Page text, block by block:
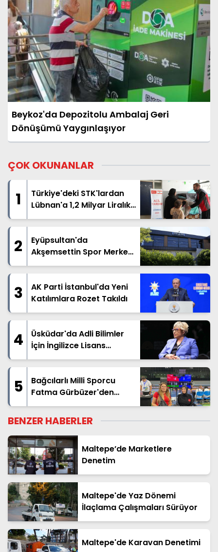
Beykoz'da Depozitolu Ambalaj Geri
Dönüşümü Yaygınlaşıyor
ÇOK OKUNANLAR
1
Türkiye'deki STK'lardan
Lübnan'a 1,2 Milyar Liralık
İnsani Yardım
2
Eyüpsultan'da
Akşemsettin Spor Merkezi
Hizmete Açılıyor
3
AK Parti İstanbul'da Yeni
Katılımlara Rozet Takıldı
4
Üsküdar'da Adli Bilimler
İçin İngilizce Lisans
Dönemi
5
Bağcılarlı Milli Sporcu
Fatma Gürbüzer'den
Dünya Üçüncülüğü
BENZER HABERLER
Maltepe’de Marketlere
Denetim
Maltepe'de Yaz Dönemi
İlaçlama Çalışmaları Sürüyor
Maltepe'de Karavan Denetimi